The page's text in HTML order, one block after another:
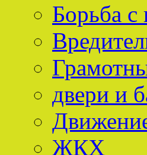
Борьба с
двери и
ЖКХ